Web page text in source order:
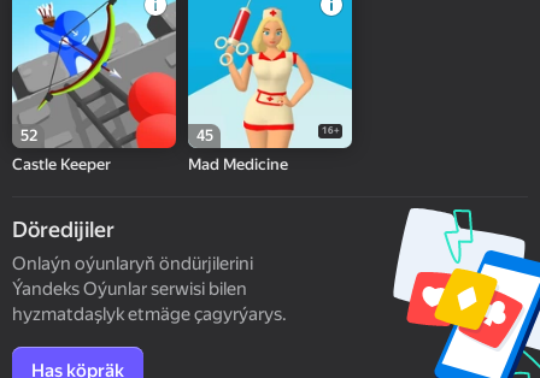
52
Castle Keeper
45 16+
Mad Medicine
Döredijiler
Onlaýn oýunlaryň öndürjilerini
Ýandeks Oýunlar serwisi bilen
hyzmatdaşlyk etmäge çagyrýarys.
Has köpräk